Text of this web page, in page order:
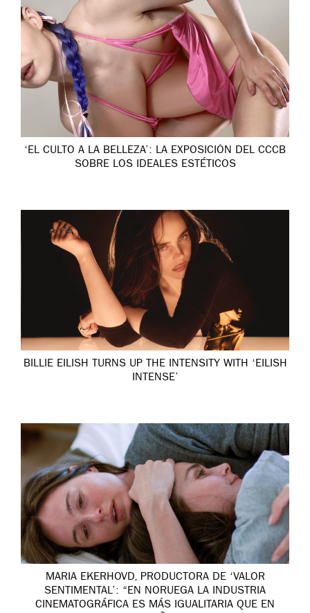
‘EL CULTO A LA BELLEZA’: LA EXPOSICIÓN DEL CCCB
SOBRE LOS IDEALES ESTÉTICOS
BILLIE EILISH TURNS UP THE INTENSITY WITH ‘EILISH
INTENSE’
MARIA EKERHOVD, PRODUCTORA DE ‘VALOR
SENTIMENTAL’: “EN NORUEGA LA INDUSTRIA
CINEMATOGRÁFICA ES MÁS IGUALITARIA QUE EN